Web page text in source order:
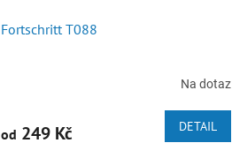
Fortschritt T088
Na dotaz
od 249 Kč DETAIL